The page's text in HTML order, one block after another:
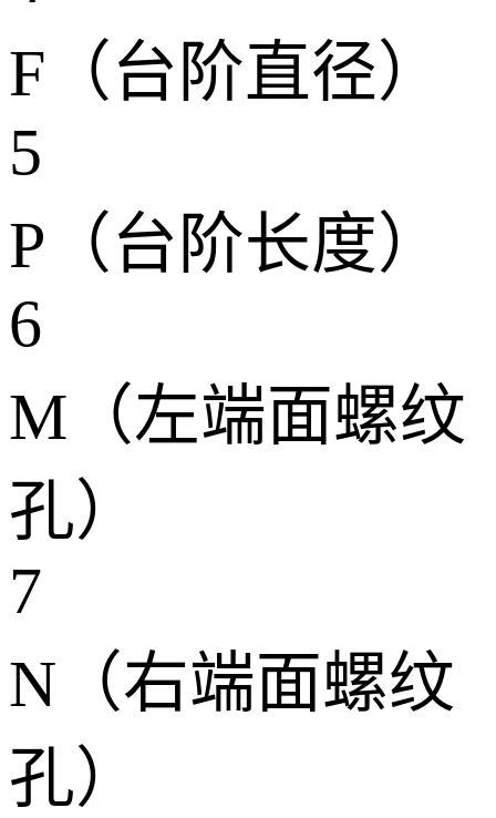
F（台阶直径）
5
P（台阶长度）
6
M（左端面螺纹
孔）
7
N（右端面螺纹
孔）